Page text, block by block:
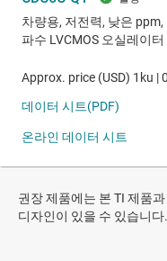
권장 제품에는 본 TI 제품
디자인이 있을 수 있습니다.